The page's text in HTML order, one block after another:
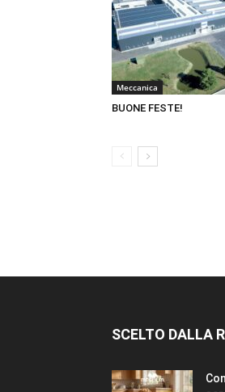
Meccanica
BUONE FESTE!
SCELTO DALLA